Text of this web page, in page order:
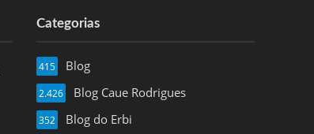
Categorias
Blog
415
Blog Caue Rodrigues
2.426
Blog do Erbi
352